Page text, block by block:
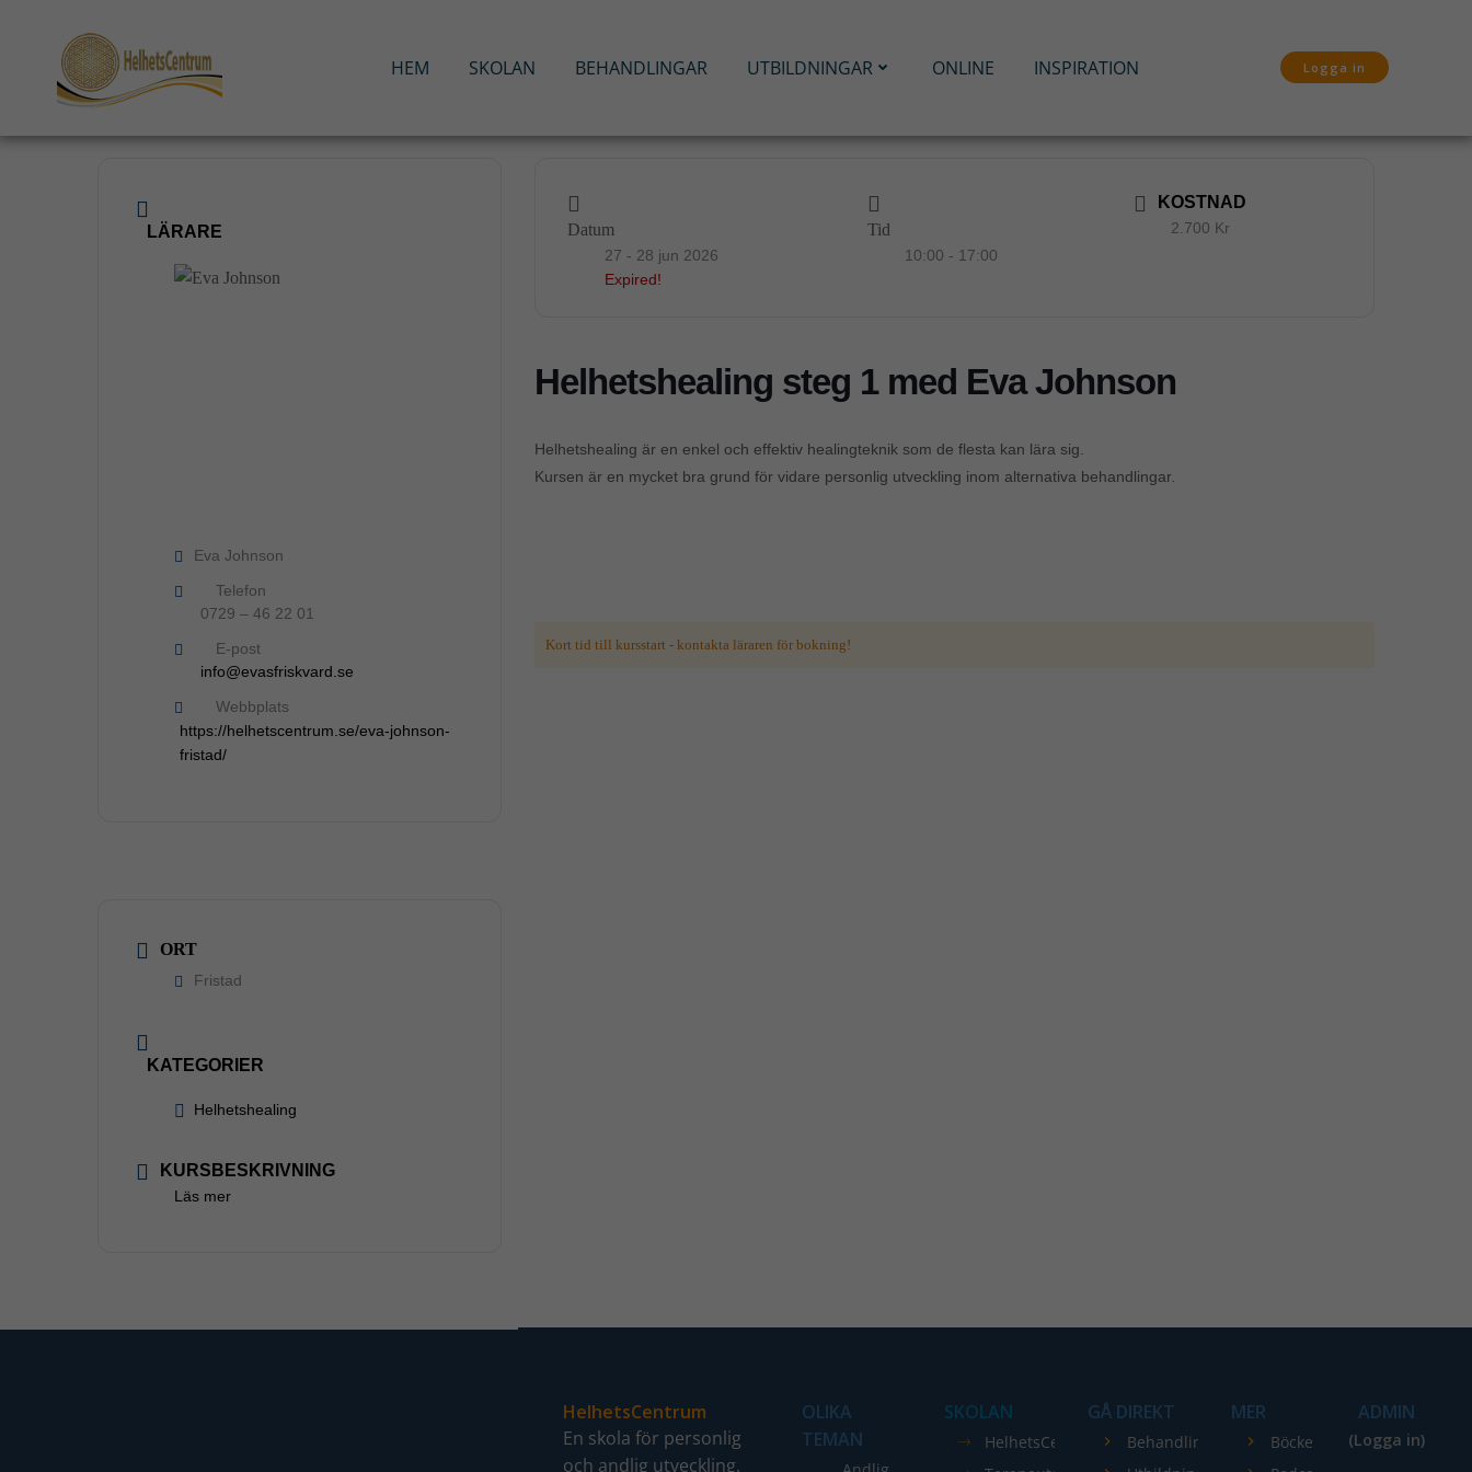
innehåll
HEM SKOLAN BEHANDLINGAR UTBILDNINGAR ONLINE INSPIRATION Logga in
LÄRARE
Eva Johnson
Telefon
0729 – 46 22 01
E-post
info@evasfriskvard.se
Webbplats
https://helhetscentrum.se/eva-johnson-
fristad/
ORT
Fristad
KATEGORIER
Helhetshealing
KURSBESKRIVNING
Läs mer
Datum
27 - 28 jun 2026
Expired!
Tid
10:00 - 17:00
KOSTNAD
2.700 Kr
Helhetshealing steg 1 med Eva Johnson
Helhetshealing är en enkel och effektiv healingteknik som de flesta kan lära sig.
Kursen är en mycket bra grund för vidare personlig utveckling inom alternativa behandlingar.
Kort tid till kursstart - kontakta läraren för bokning!
HelhetsCentrum
En skola för personlig
och andlig utveckling.
OLIKA
TEMAN
SKOLAN
HelhetsCentrum
GÅ DIREKT
Behandlingar
MER
Böcker
ADMIN
(Logga in)